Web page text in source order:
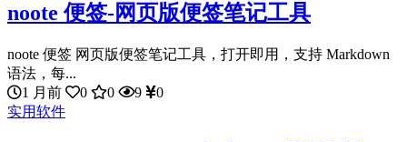
noote 便签-网页版便签笔记工具
noote 便签 网页版便签笔记工具，打开即用，支持 Markdown
语法，每...
1 月前
0 0 9
0
实用软件